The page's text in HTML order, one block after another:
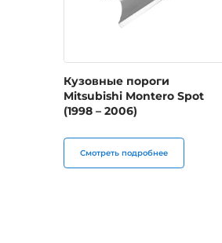
Кузовные пороги
Mitsubishi Montero Spot
(1998 – 2006)
Смотреть подробнее